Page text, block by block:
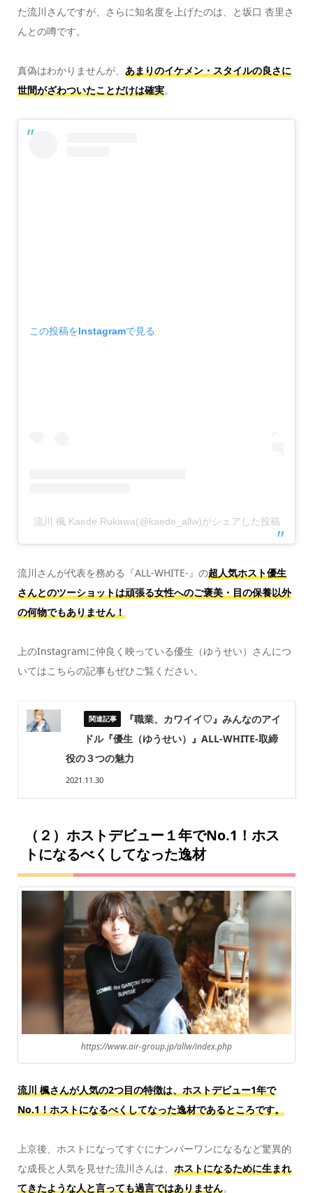
た流川さんですが、さらに知名度を上げたのは、と坂口 杏里さ
んとの噂です。
真偽はわかりませんが、 あまりのイケメン・スタイルの良さに
世間がざわついたことだけは確実。
この投稿をInstagramで見る
流川 楓 Kaede Rukawa(@kaede_allw)がシェアした投稿
流川さんが代表を務める『ALL-WHITE-』の超人気ホスト優生
さんとのツーショットは頑張る女性へのご褒美・目の保養以外
の何物でもありません！
上のInstagramに仲良く映っている優生（ゆうせい）さんにつ
いてはこちらの記事もぜひご覧ください。
『職業、カワイイ♡』みんなのアイ
ドル『優生（ゆうせい）』ALL-WHITE-取締
役の３つの魅力
2021.11.30
（２）ホストデビュー１年でNo.1！ホス
トになるべくしてなった逸材
https://www.air-group.jp/allw/index.php
流川 楓さんが人気の2つ目の特徴は、ホストデビュー1年で
No.1！ホストになるべくしてなった逸材であるところです。
上京後、ホストになってすぐにナンバーワンになるなど驚異的
な成長と人気を見せた流川さんは、 ホストになるために生まれ
てきたような人と言っても過言ではありません。